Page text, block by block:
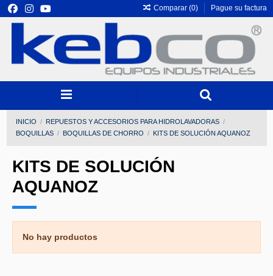
Comparar (0) Pague su factura
INICIO
REPUESTOS Y ACCESORIOS PARA HIDROLAVADORAS
BOQUILLAS
BOQUILLAS DE CHORRO KITS DE SOLUCIÓN AQUANOZ
KITS DE SOLUCIÓN
AQUANOZ
No hay productos